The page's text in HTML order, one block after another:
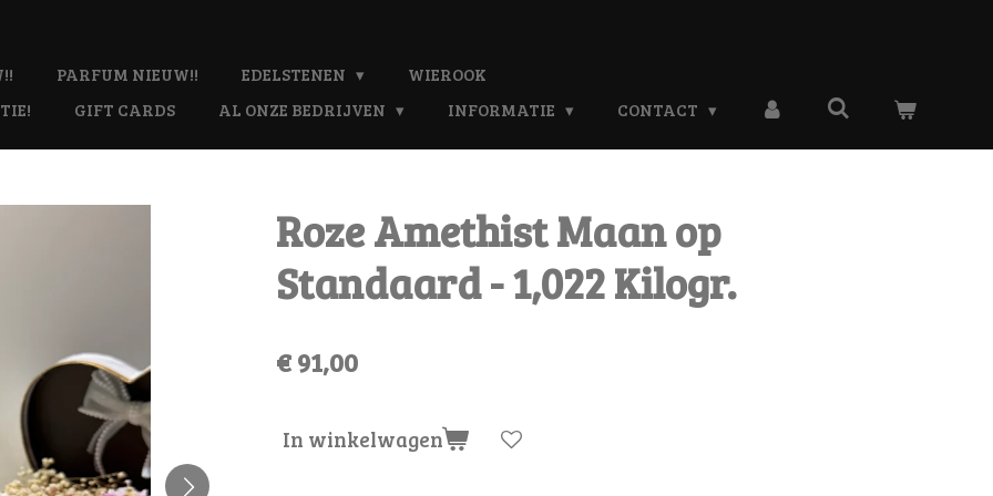
PARFUM NIEUW!! EDELSTENEN
WIEROOK
GIFT CARDS AL ONZE BEDRIJVEN INFORMATIE CONTACT
Roze Amethist Maan op
Standaard - 1,022 Kilogr.
€ 91,00
In winkelwagen